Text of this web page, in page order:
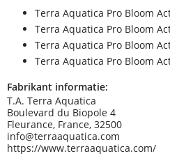
Terra Aquatica Pro Bloom
Terra Aquatica Pro Bloom
Terra Aquatica Pro Bloom
Terra Aquatica Pro Bloom
Fabrikant informatie:
T.A. Terra Aquatica
Boulevard du Biopole 4
Fleurance, France, 32500
info@terraaquatica.com
https://www.terraaquatica.com/